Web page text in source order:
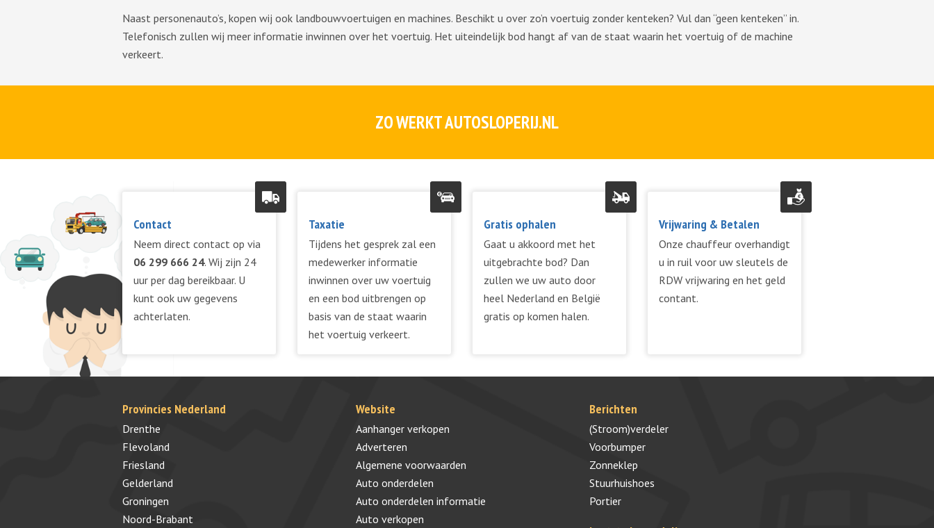
Naast personenauto’s, kopen wij ook landbouwvoertuigen en machines. Beschikt u over zo’n voertuig zonder kenteken? Vul dan “geen kenteken” in.
Telefonisch zullen wij meer informatie inwinnen over het voertuig. Het uiteindelijk bod hangt af van de staat waarin het voertuig of de machine
verkeert.
ZO WERKT AUTOSLOPERIJ.NL
Contact
Neem direct contact op via
06 299 666 24. Wij zijn 24
uur per dag bereikbaar. U
kunt ook uw gegevens
achterlaten.
Taxatie
Tijdens het gesprek zal een
medewerker informatie
inwinnen over uw voertuig
en een bod uitbrengen op
basis van de staat waarin
het voertuig verkeert.
Gratis ophalen
Gaat u akkoord met het
uitgebrachte bod? Dan
zullen we uw auto door
heel Nederland en België
gratis op komen halen.
Vrijwaring & Betalen
Onze chauffeur overhandigt
u in ruil voor uw sleutels de
RDW vrijwaring en het geld
contant.
Provincies Nederland
Drenthe
Flevoland
Friesland
Gelderland
Groningen
Noord-Brabant
Website
Aanhanger verkopen
Adverteren
Algemene voorwaarden
Auto onderdelen
Auto onderdelen informatie
Auto verkopen
Berichten
(Stroom)verdeler
Voorbumper
Zonneklep
Stuurhuishoes
Portier